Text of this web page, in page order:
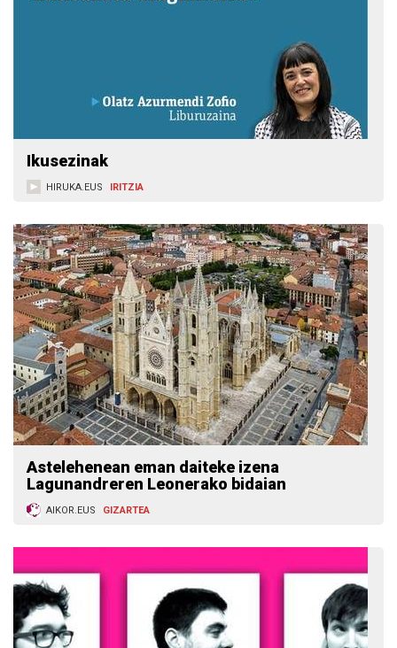
Ikusezinak
HIRUKA.EUS IRITZIA
Astelehenean eman daiteke izena
Lagunandreren Leonerako bidaian
AIKOR.EUS GIZARTEA